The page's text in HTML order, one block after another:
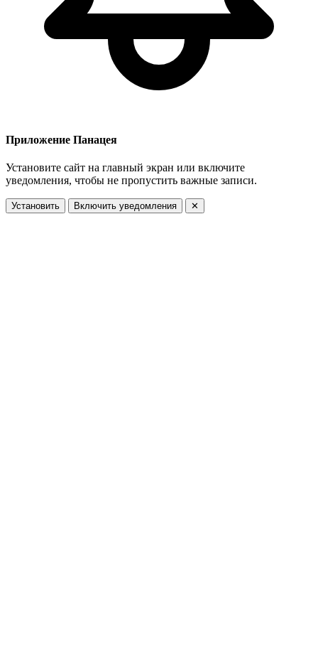
Приложение Панацея
Установите сайт на главный экран или включите
уведомления, чтобы не пропустить важные записи.
Установить Включить уведомления ✕